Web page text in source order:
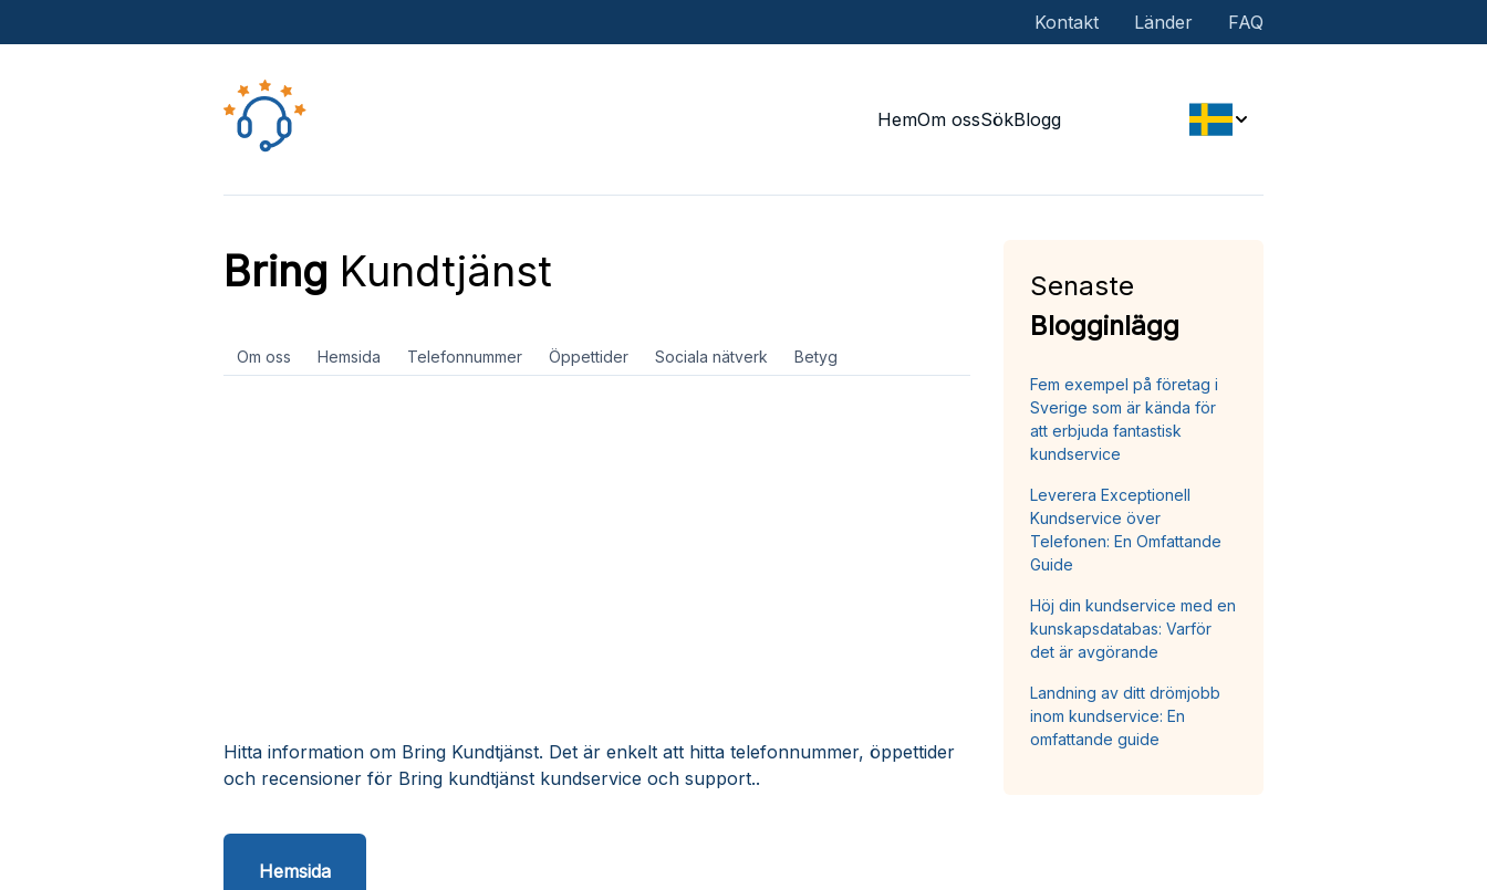
Kontakt Länder FAQ
HemOm ossSökBlogg
Bring Kundtjänst
Om oss Hemsida Telefonnummer Öppettider Sociala nätverk Betyg
Hitta information om Bring Kundtjänst. Det är enkelt att hitta telefonnummer, öppettider
och recensioner för Bring kundtjänst kundservice och support..
Hemsida
Senaste
Blogginlägg
Fem exempel på företag i
Sverige som är kända för
att erbjuda fantastisk
kundservice
Leverera Exceptionell
Kundservice över
Telefonen: En Omfattande
Guide
Höj din kundservice med en
kunskapsdatabas: Varför
det är avgörande
Landning av ditt drömjobb
inom kundservice: En
omfattande guide